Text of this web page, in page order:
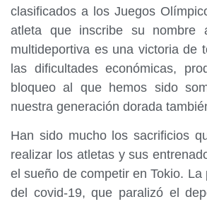
clasificados a los Juegos
atleta que inscribe su nombre
multideportiva es una victoria de
las dificultades económicas,
bloqueo al que hemos sido
nuestra generación dorada
Han sido mucho los sacrificios
realizar los atletas y sus
el sueño de competir en Tokio. La
del covid-19, que paralizó el